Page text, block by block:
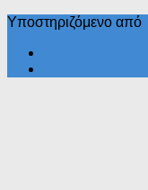
Υποστηριζόμενο από